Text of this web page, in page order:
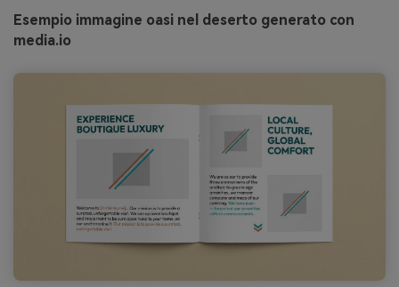
Esempio immagine oasi nel deserto generato con
media.io